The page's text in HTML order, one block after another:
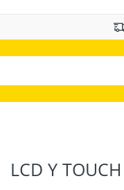
LCD Y